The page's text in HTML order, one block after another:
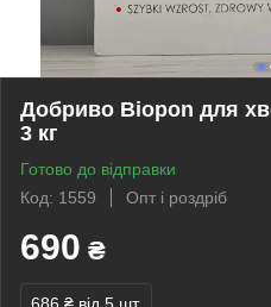
Добриво Biopon для
3 кг
Готово до відправки
Код: 1559
Опт і роздріб
690 ₴
686 ₴ від 5 шт.